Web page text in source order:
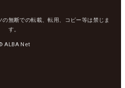
無断での転載、転用、コピー等は禁じま
す。
ALBA Net